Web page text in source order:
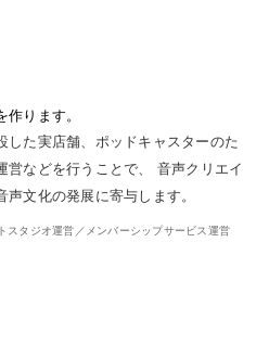
ります。
した実店舗、ポッドキャスターのた
などを行うことで、 音声クリエイ
文化の発展に寄与します。
スタジオ運営／メンバーシップサービス運営